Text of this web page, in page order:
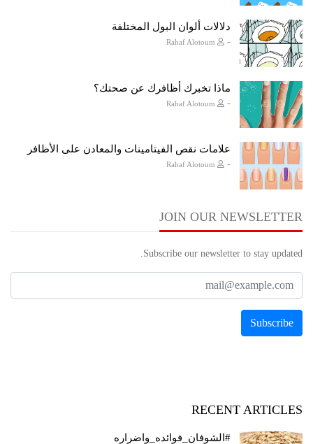
دلالات ألوان البول المختلفة
-
ماذا تخبرك أظافرك عن صحتك؟
-
علامات نقص الفيتامينات والمعادن على الأظافر
-
JOIN OUR NEWSLETTER
Subscribe our newsletter to stay updated.
RECENT ARTICLES
#الشوفان_فوائده_واضراره